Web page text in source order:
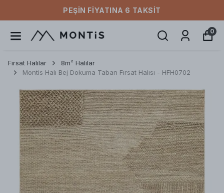
PEŞIN FIYATINA 6 TAKSIT
0
Fırsat Halılar
8m² Halılar
Montis Halı Bej Dokuma Taban Fırsat Halısı - HFH0702